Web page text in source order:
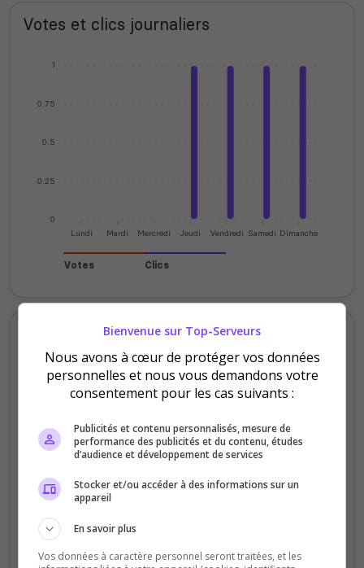
Votes et clics journaliers
0
0.25
0.5
0.75
1
Lundi Mardi Mercredi Jeudi Vendredi Samedi Dimanche
Votes Clics
Votes et clics mensuels
0
20
60
Bienvenue sur Top-Serveurs
Nous avons à cœur de protéger vos données
personnelles et nous vous demandons votre
consentement pour les cas suivants :
Publicités et contenu personnalisés, mesure de
performance des publicités et du contenu, études
d’audience et développement de services
Stocker et/ou accéder à des informations sur un
appareil
En savoir plus
Vos données à caractère personnel seront traitées, et les